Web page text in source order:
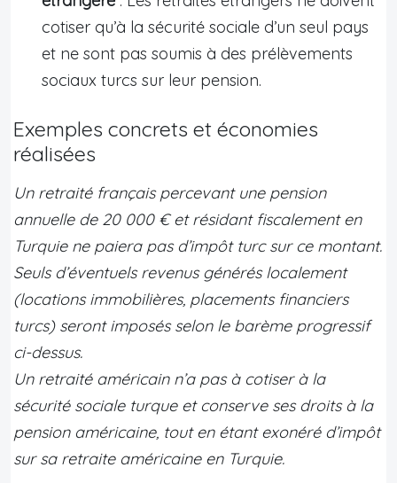
cotiser qu’à la sécurité sociale d’un seul pays
et ne sont pas soumis à des prélèvements
sociaux turcs sur leur pension.
Exemples concrets et économies
réalisées
Un retraité français percevant une pension
annuelle de 20 000 € et résidant fiscalement en
Turquie ne paiera pas d’impôt turc sur ce montant.
Seuls d’éventuels revenus générés localement
(locations immobilières, placements financiers
turcs) seront imposés selon le barème progressif
ci-dessus.
Un retraité américain n’a pas à cotiser à la
sécurité sociale turque et conserve ses droits à la
pension américaine, tout en étant exonéré d’impôt
sur sa retraite américaine en Turquie.